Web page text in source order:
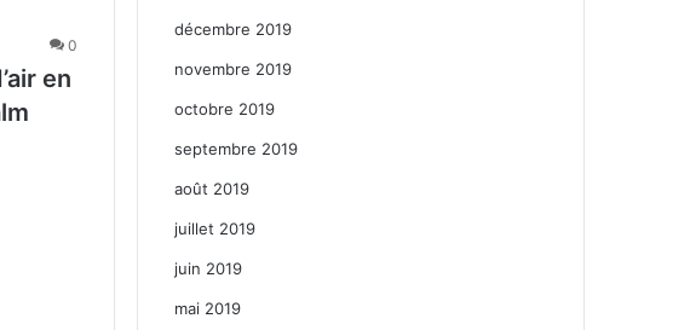
0
en
décembre 2019
novembre 2019
octobre 2019
septembre 2019
août 2019
juillet 2019
juin 2019
mai 2019